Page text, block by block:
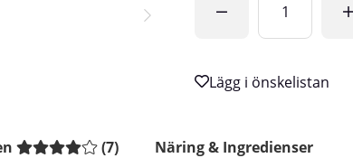
(7) Näring & Ingredienser